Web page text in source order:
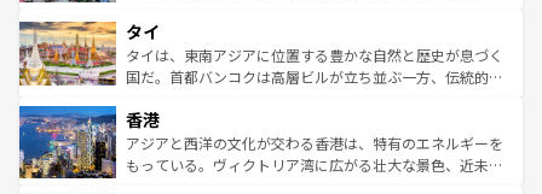
リティに包まれながら、韓国の多彩な魅力を心ゆくまで味
わってみてほしい。 なお、新着の韓国情報はコンテンツ一
覧を参照してほしい。
急速な発展と共に伝統が息づく。ハノイの古い町並みやホ
ーチミン市のフランス統治時代の建物も、独特の雰囲気を
醸し出している。また、バラエティの豊かさとおいしさで
とつ。フォーやバインミー、ベトナムコーヒーなどは、ぜ
ひ現地で味わいたい。どの地域を訪れてもあたたかい人々
が旅行者を迎えてくれるので、きっと忘れられない旅にな
タイ
タイは、東南アジアに位置する豊かな自然と歴史が息づく
国だ。首都バンコクは高層ビルが立ち並ぶ一方、伝統的な
の活気が交差している。北部ではチェンマイなどの山岳地
帯で自然と触れ合い、南部ではプーケットやクラビの美し
いビーチでリゾート気分を楽しむことができる。タイ料理
香港
アジアと西洋の文化が交わる香港は、特有のエネルギーを
もっている。ヴィクトリア湾に広がる壮大な景色、近未来